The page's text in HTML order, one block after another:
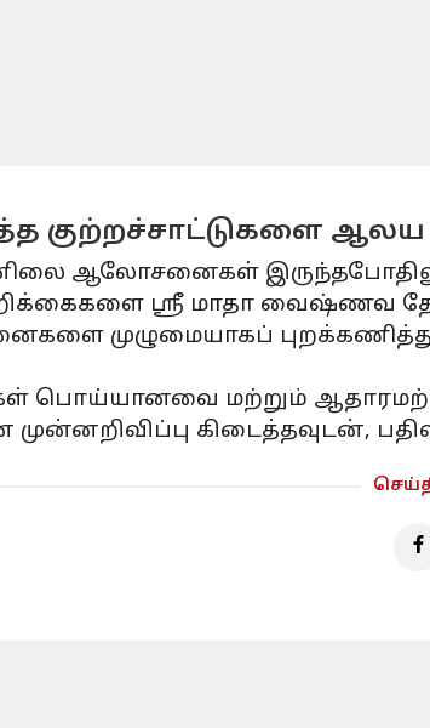
குற்றச்சாட்டுகளை ஆலய
ஆலோசனைகள்
ஸ்ரீ மாதா வைஷ்ணவ தேவி
முழுமையாகப் புறக்கணித்து
பொய்யானவை மற்றும்
கிடைத்தவுடன்,